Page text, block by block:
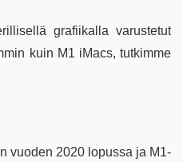
grafiikalla varustetut
kuin M1 iMacs, tutkimme
vuoden 2020 lopussa ja M1-